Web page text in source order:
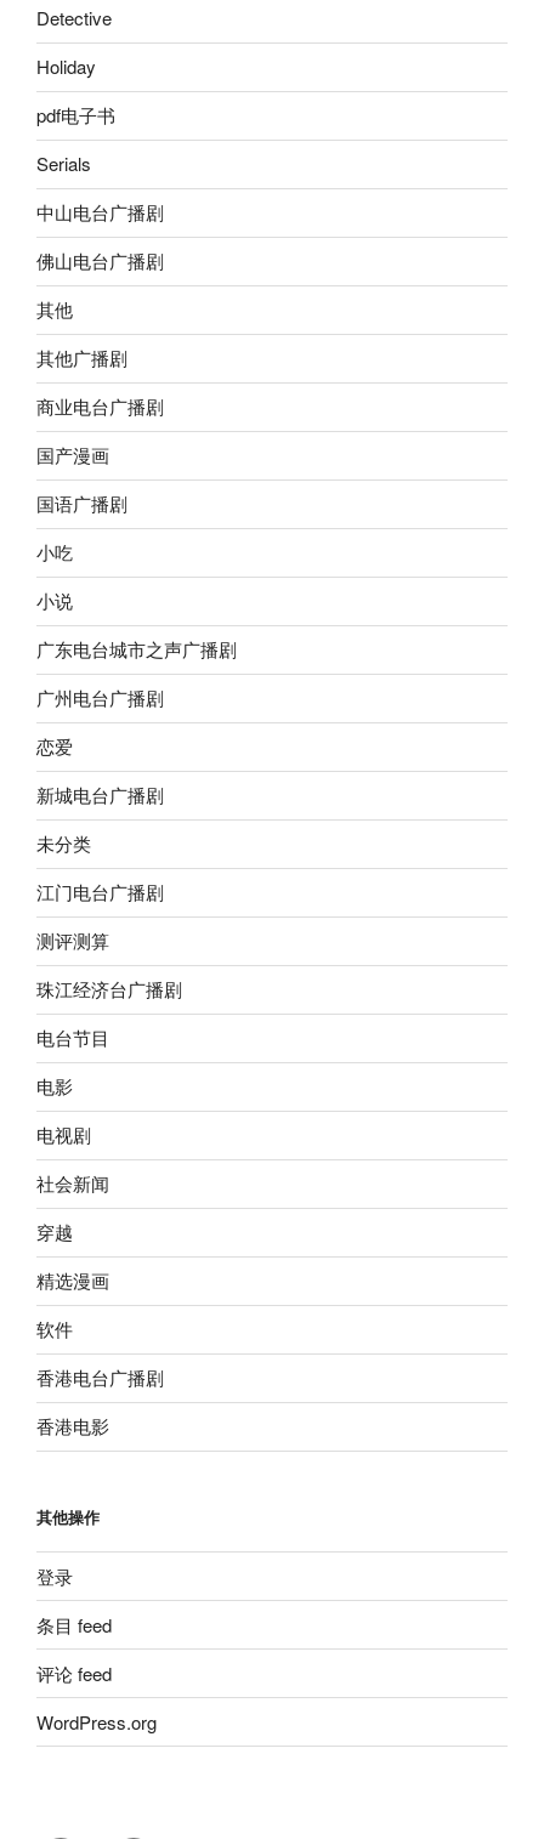
Detective
Holiday
pdf电子书
Serials
中山电台广播剧
佛山电台广播剧
其他
其他广播剧
商业电台广播剧
国产漫画
国语广播剧
小吃
小说
广东电台城市之声广播剧
广州电台广播剧
恋爱
新城电台广播剧
未分类
江门电台广播剧
测评测算
珠江经济台广播剧
电台节目
电影
电视剧
社会新闻
穿越
精选漫画
软件
香港电台广播剧
香港电影
其他操作
登录
条目 feed
评论 feed
WordPress.org